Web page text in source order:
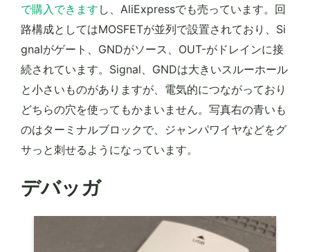
で購入できます し、AliExpressでも売っています。回
路構成としてはMOSFETが並列で設置されており、Si
gnalがゲート、GNDがソース、OUT-がドレインに接
続されています。Signal、GNDは大きいスルーホール
と小さいものがありますが、電気的につながっており
どちらの穴を使ってもかまいません。写真右の青いも
のはターミナルブロックで、ジャンパワイヤなどをグ
サっと刺せるようになっています。
デバッガ